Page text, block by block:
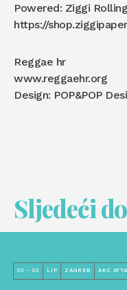
Powered: Ziggi
https://
Reggae hr
www.reggaehr.org
Design: POP&POP
Sljedeći
03 - 02 LIP ZAGREB AKC